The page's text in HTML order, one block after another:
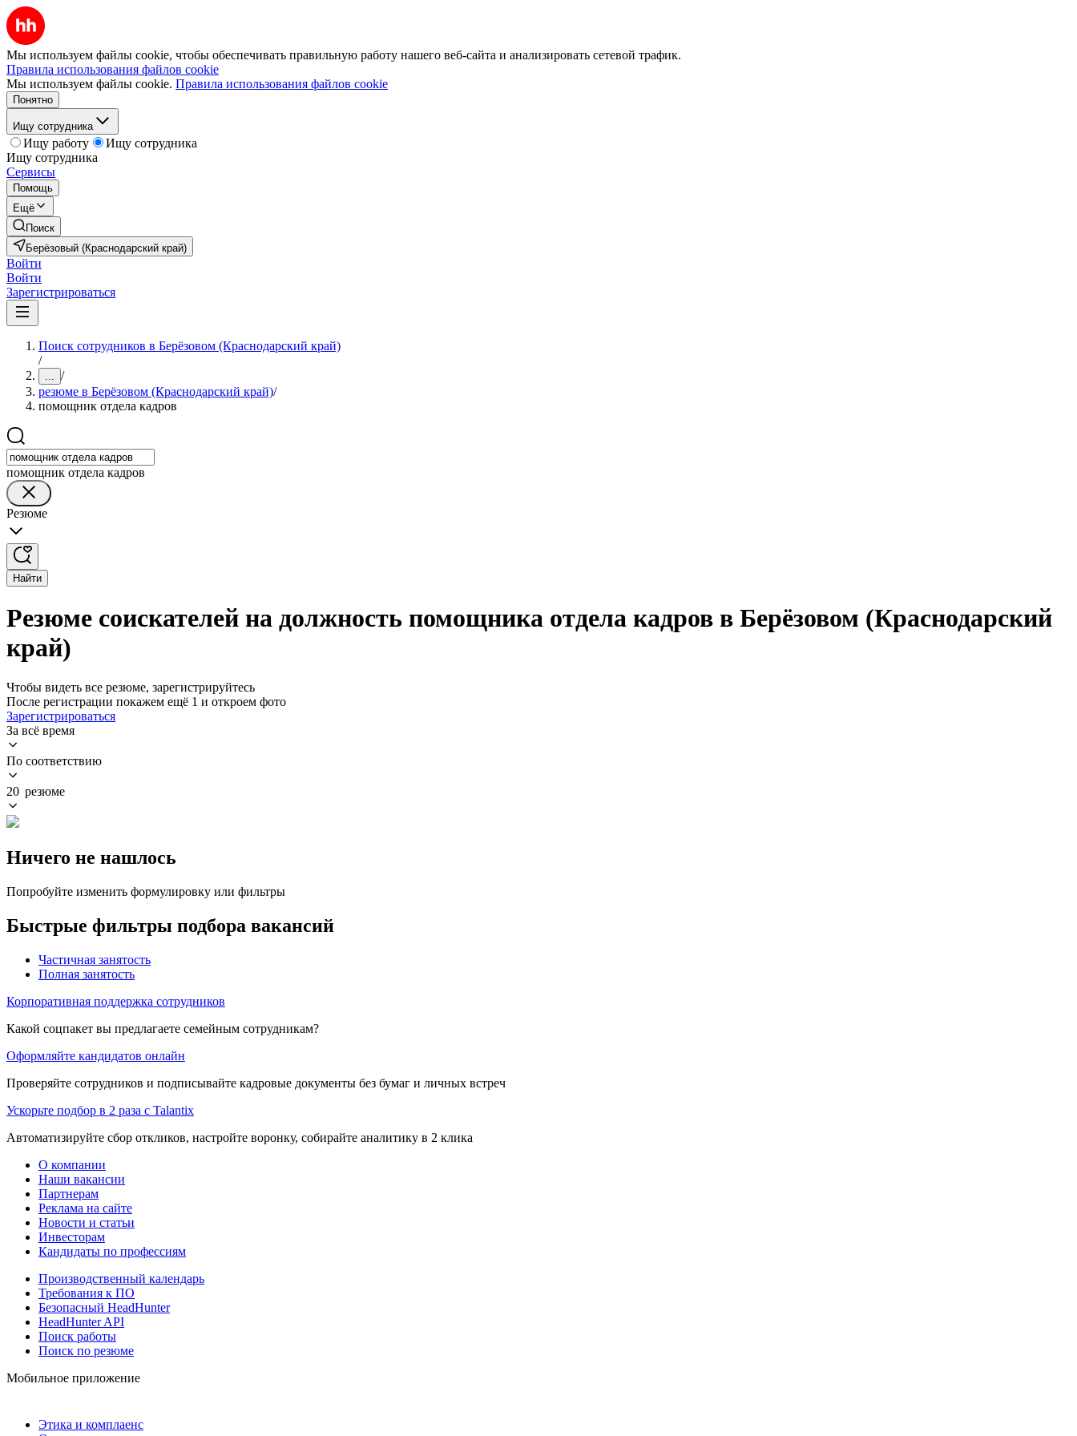
Мы используем файлы cookie, чтобы обеспечивать правильную работу нашего веб-сайта и анализировать сетевой трафик.
Правила использования файлов cookie
Мы используем файлы cookie. Правила использования файлов cookie
Понятно
Ищу сотрудника
Ищу работу
Ищу сотрудника
Ищу сотрудника
Сервисы
Помощь
Ещё
Поиск
Берёзовый (Краснодарский край)
Войти
Войти
Зарегистрироваться
Поиск сотрудников в Берёзовом (Краснодарский край)
/
... /
резюме в Берёзовом (Краснодарский край)/
помощник отдела кадров
помощник отдела кадров
Резюме
Найти
Резюме соискателей на должность помощника отдела кадров в Берёзовом (Краснодарский
край)
Чтобы видеть все резюме, зарегистрируйтесь
После регистрации покажем ещё 1 и откроем фото
Зарегистрироваться
За всё время
По соответствию
20 резюме
Ничего не нашлось
Попробуйте изменить формулировку или фильтры
Быстрые фильтры подбора вакансий
Частичная занятость
Полная занятость
Корпоративная поддержка сотрудников
Какой соцпакет вы предлагаете семейным сотрудникам?
Оформляйте кандидатов онлайн
Проверяйте сотрудников и подписывайте кадровые документы без бумаг и личных встреч
Ускорьте подбор в 2 раза с Talantix
Автоматизируйте сбор откликов, настройте воронку, собирайте аналитику в 2 клика
О компании
Наши вакансии
Партнерам
Реклама на сайте
Новости и статьи
Инвесторам
Кандидаты по профессиям
Производственный календарь
Требования к ПО
Безопасный HeadHunter
HeadHunter API
Поиск работы
Поиск по резюме
Мобильное приложение
Этика и комплаенс